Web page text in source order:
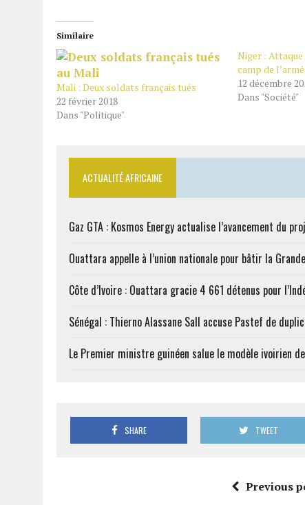
Similaire
Mali : Deux soldats français tués
22 février 2018
Dans "Politique"
Niger :
camp de
12 décembre
Dans "Société"
ACTUALITÉ AFRICAINE
Gaz GTA : Kosmos Energy actualise l’avancement du
Ouattara appelle à l’union nationale pour bâtir la
Côte d’Ivoire : Ouattara gracie 4 661 détenus pour
Sénégal : Thierno Alassane Sall accuse Pastef de
Le Premier ministre guinéen salue le modèle ivoirien
SHARE TWEET
Previous